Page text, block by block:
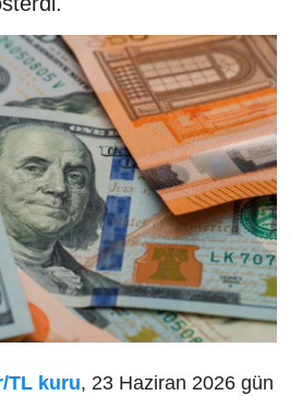
TL kuru, 23 Haziran 2026 gün